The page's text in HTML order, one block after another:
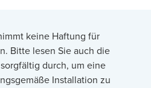
keine Haftung für
Bitte lesen Sie auch die
durch, um eine
Installation zu